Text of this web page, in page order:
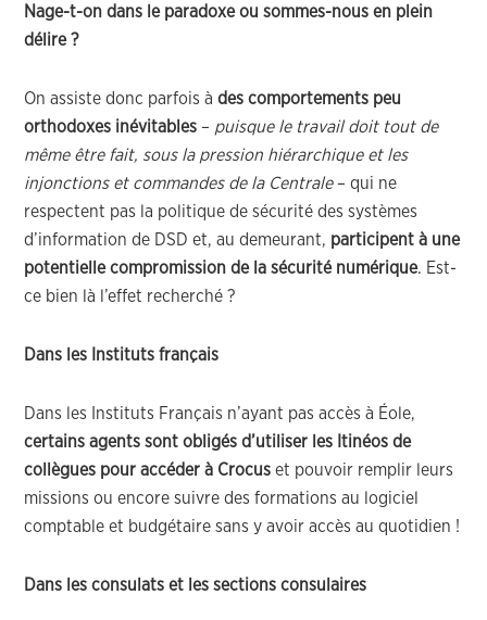
Nage-t-on dans le paradoxe ou sommes-nous en plein
délire ?
On assiste donc parfois àdes comportements peu
orthodoxes inévitables – puisque le travail doit tout de
même être fait, sous la pression hiérarchique et les
injonctions et commandes de la Centrale– qui ne
respectent pas la politique de sécurité des systèmes
d’information de DSD et, au demeurant, participent à une
potentielle compromission de la sécurité numérique. Est-
ce bien là l’effet recherché ?
Dans les Instituts français
Dans les Instituts Français n’ayant pas accès à Éole,
certains agents sont obligés d’utiliser les Itinéos de
collègues pour accéder à Crocus et pouvoir remplir leurs
missions ou encore suivre des formations au logiciel
comptable et budgétaire sans y avoir accès au quotidien !
Dans les consulats et les sections consulaires